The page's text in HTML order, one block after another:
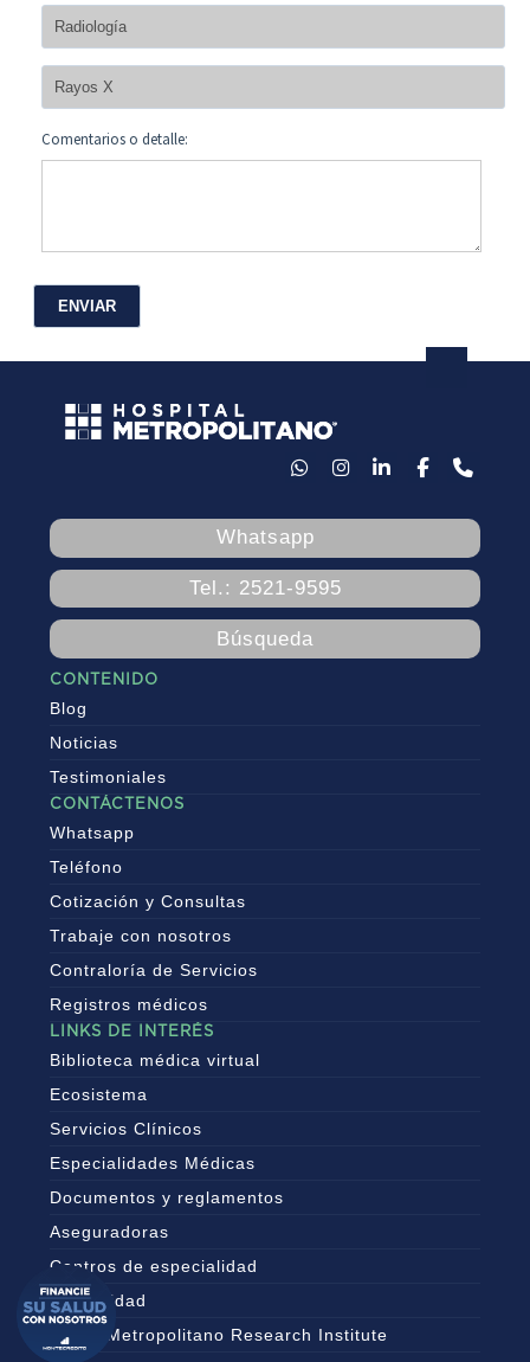
Comentarios o detalle:
Whatsapp
Tel.: 2521-9595
Búsqueda
CONTENIDO
Blog
Noticias
Testimoniales
CONTÁCTENOS
Whatsapp
Teléfono
Cotización y Consultas
Trabaje con nosotros
Contraloría de Servicios
Registros médicos
LINKS DE INTERÉS
Biblioteca médica virtual
Ecosistema
Servicios Clínicos
Especialidades Médicas
Documentos y reglamentos
Aseguradoras
Centros de especialidad
Maternidad
MRI – Metropolitano Research Institute